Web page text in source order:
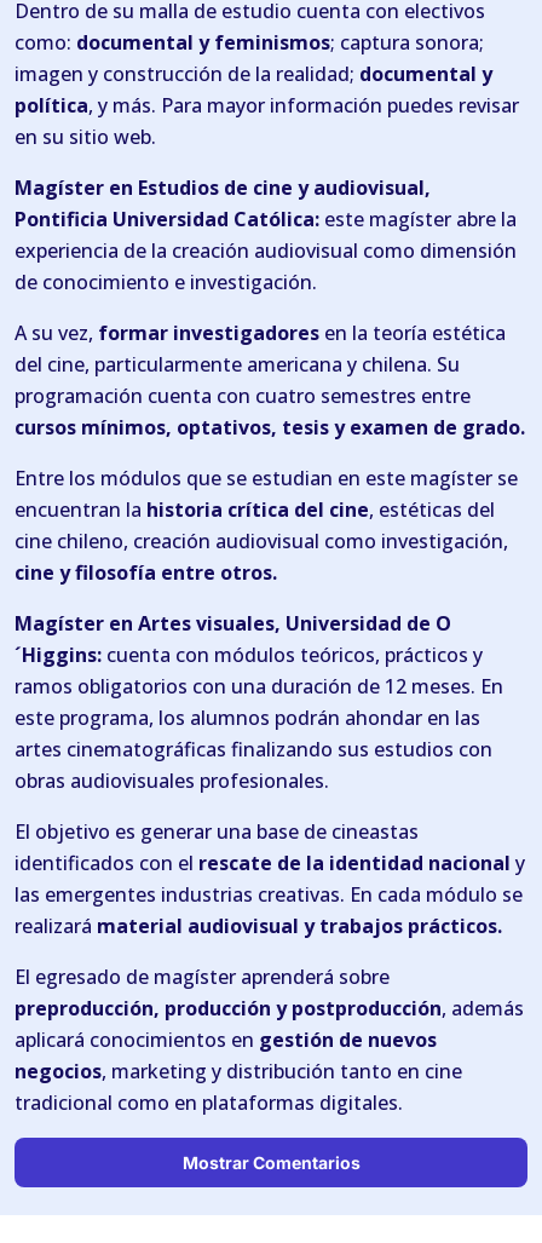
Dentro de su malla de estudio cuenta con electivos
como: documental y feminismos; captura sonora;
imagen y construcción de la realidad; documental y
política, y más. Para mayor información puedes revisar
en su sitio web.
Magíster en Estudios de cine y audiovisual,
Pontificia Universidad Católica: este magíster abre la
experiencia de la creación audiovisual como dimensión
de conocimiento e investigación.
A su vez, formar investigadores en la teoría estética
del cine, particularmente americana y chilena. Su
programación cuenta con cuatro semestres entre
cursos mínimos, optativos, tesis y examen de grado.
Entre los módulos que se estudian en este magíster se
encuentran la historia crítica del cine, estéticas del
cine chileno, creación audiovisual como investigación,
cine y filosofía entre otros.
Magíster en Artes visuales, Universidad de O
´Higgins: cuenta con módulos teóricos, prácticos y
ramos obligatorios con una duración de 12 meses. En
este programa, los alumnos podrán ahondar en las
artes cinematográficas finalizando sus estudios con
obras audiovisuales profesionales.
El objetivo es generar una base de cineastas
identificados con el rescate de la identidad nacional y
las emergentes industrias creativas. En cada módulo se
realizará material audiovisual y trabajos prácticos.
El egresado de magíster aprenderá sobre
preproducción, producción y postproducción, además
aplicará conocimientos en gestión de nuevos
negocios, marketing y distribución tanto en cine
tradicional como en plataformas digitales.
Mostrar Comentarios